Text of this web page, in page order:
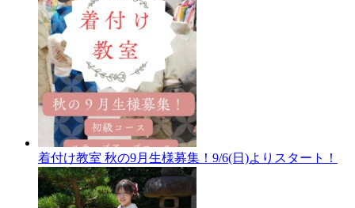
着付け教室 秋の9月生様募集！9/6(日)よりスタート！